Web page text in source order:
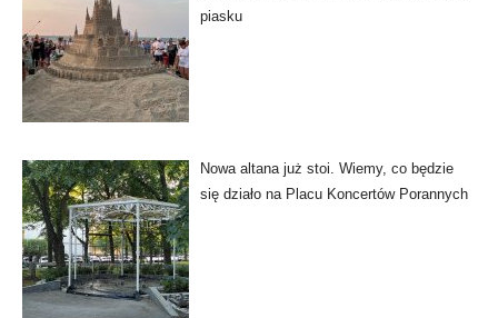
piasku
Nowa altana już stoi. Wiemy, co będzie
się działo na Placu Koncertów Porannych